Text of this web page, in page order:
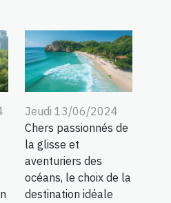
Jeudi 13/06/2024
Chers passionnés de
la glisse et
aventuriers des
océans, le choix de la
destination idéale